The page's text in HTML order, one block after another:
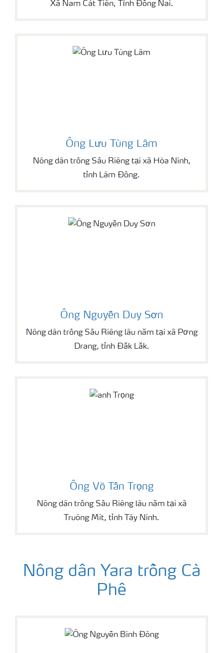
Xã Nam Cát Tiên, Tỉnh Đồng Nai.
Ông Lưu Tùng Lâm
Nông dân trồng Sầu Riêng tại xã Hòa Ninh,
tỉnh Lâm Đồng.
Ông Nguyễn Duy Sơn
Nông dân trồng Sầu Riêng lâu năm tại xã Pơng
Drang, tỉnh Đắk Lắk.
Ông Võ Tấn Trọng
Nông dân trồng Sầu Riêng lâu năm tại xã
Truông Mít, tỉnh Tây Ninh.
Nông dân Yara trồng Cà
Phê